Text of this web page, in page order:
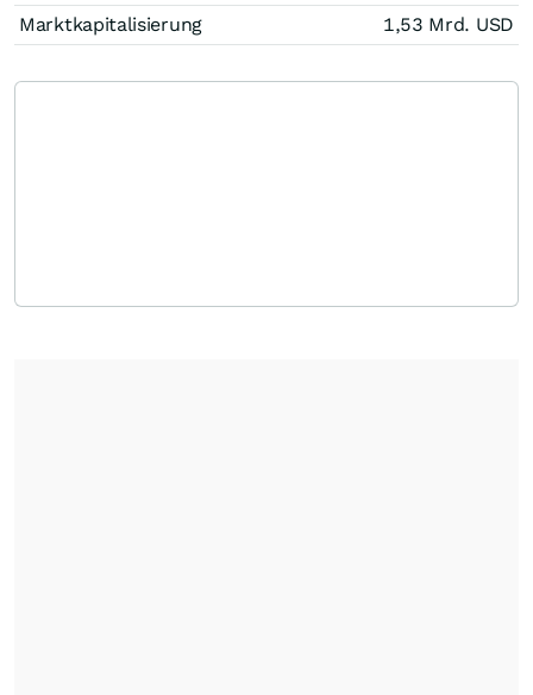
Marktkapitalisierung
1,53 Mrd. USD